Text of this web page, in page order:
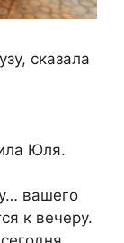
сказала
Юля.
вашего
к вечеру.